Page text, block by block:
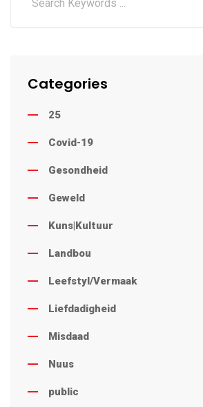
Categories
25
Covid-19
Gesondheid
Geweld
Kuns|Kultuur
Landbou
Leefstyl/Vermaak
Liefdadigheid
Misdaad
Nuus
public